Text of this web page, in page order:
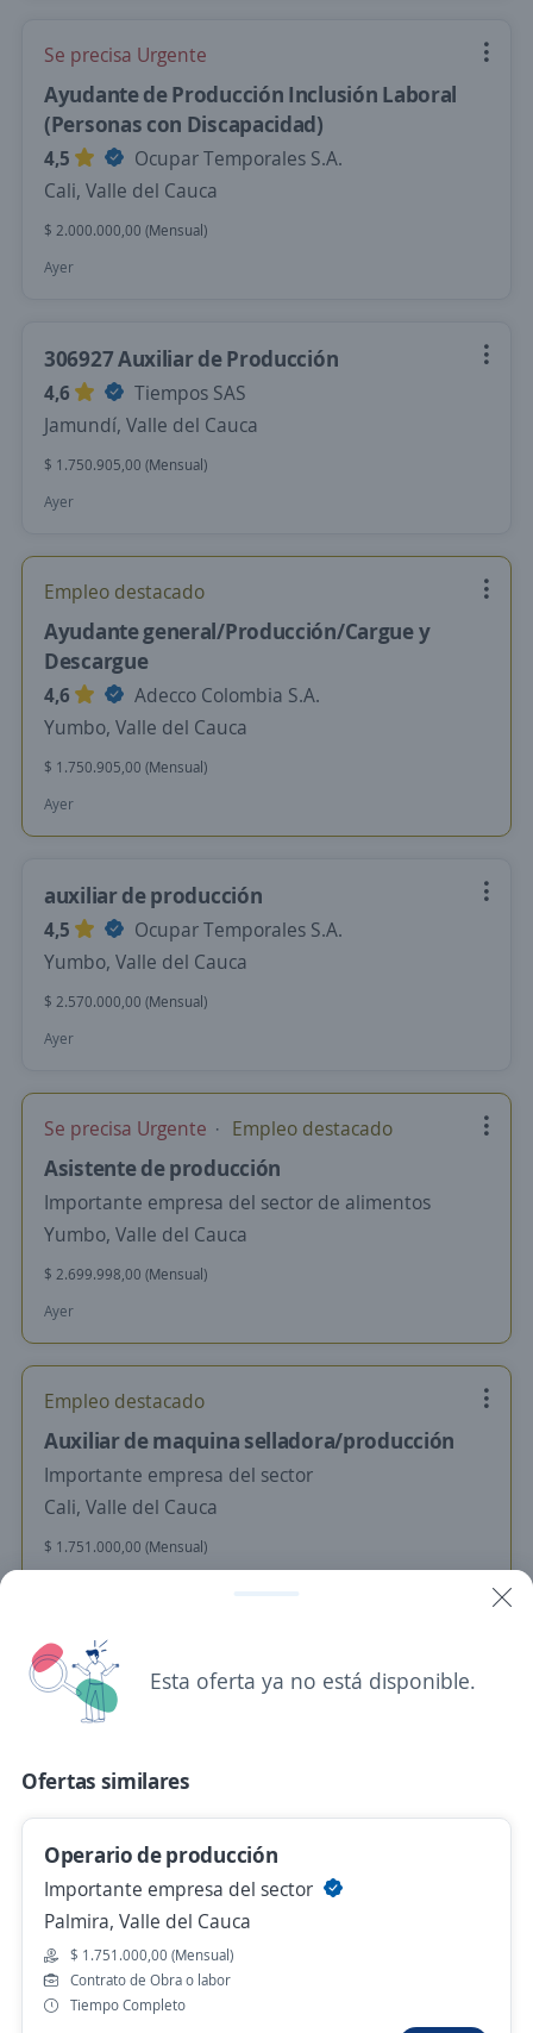
Se precisa Urgente
Ayudante de Producción Inclusión Laboral
(Personas con Discapacidad)
4,5
Ocupar Temporales S.A.
Cali, Valle del Cauca
$ 2.000.000,00 (Mensual)
Ayer
306927 Auxiliar de Producción
4,6
Tiempos SAS
Jamundí, Valle del Cauca
$ 1.750.905,00 (Mensual)
Ayer
Empleo destacado
Ayudante general/Producción/Cargue y
Descargue
4,6
Adecco Colombia S.A.
Yumbo, Valle del Cauca
$ 1.750.905,00 (Mensual)
Ayer
auxiliar de producción
4,5
Ocupar Temporales S.A.
Yumbo, Valle del Cauca
$ 2.570.000,00 (Mensual)
Ayer
Se precisa Urgente Empleo destacado
Asistente de producción
Importante empresa del sector de alimentos
Yumbo, Valle del Cauca
$ 2.699.998,00 (Mensual)
Ayer
Empleo destacado
Auxiliar de maquina selladora/producción
Importante empresa del sector
Cali, Valle del Cauca
$ 1.751.000,00 (Mensual)
Operarios de producción / Aux de bodega,
logístico Cali
Cali, Valle del Cauca
Ayudante Producción/ Operario de
Producción
4,6
Adecco Colombia S.A.
Yumbo, Valle del Cauca
Esta oferta ya no está disponible.
Ofertas similares
Operario de producción
Importante empresa del sector
Palmira, Valle del Cauca
$ 1.751.000,00 (Mensual)
Contrato de Obra o labor
Tiempo Completo